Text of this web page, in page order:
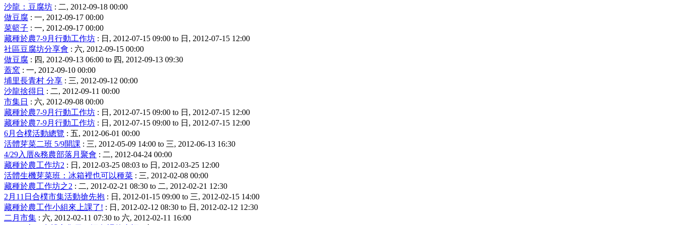
沙龍：豆腐坊 : 二, 2012-09-18 00:00
做豆腐 : 一, 2012-09-17 00:00
菜籃子 : 一, 2012-09-17 00:00
藏種於農7-9月行動工作坊 : 日, 2012-07-15 09:00 to 日, 2012-07-15 12:00
社區豆腐坊分享會 : 六, 2012-09-15 00:00
做豆腐 : 四, 2012-09-13 06:00 to 四, 2012-09-13 09:30
蓋窯 : 一, 2012-09-10 00:00
埔里長青村 分享 : 三, 2012-09-12 00:00
沙龍捨得日 : 二, 2012-09-11 00:00
市集日 : 六, 2012-09-08 00:00
藏種於農7-9月行動工作坊 : 日, 2012-07-15 09:00 to 日, 2012-07-15 12:00
藏種於農7-9月行動工作坊 : 日, 2012-07-15 09:00 to 日, 2012-07-15 12:00
6月合樸活動總覽 : 五, 2012-06-01 00:00
活體芽菜二班 5/9開課 : 三, 2012-05-09 14:00 to 三, 2012-06-13 16:30
4/29入厝&務農部落月聚會 : 二, 2012-04-24 00:00
藏種於農工作坊2 : 日, 2012-03-25 08:03 to 日, 2012-03-25 12:00
活體生機芽菜班：冰箱裡也可以種菜 : 三, 2012-02-08 00:00
藏種於農工作坊之2 : 二, 2012-02-21 08:30 to 二, 2012-02-21 12:30
2月11日合樸市集活動搶先抱 : 日, 2012-01-15 09:00 to 三, 2012-02-15 14:00
藏種於農工作小組來上課了! : 日, 2012-02-12 08:30 to 日, 2012-02-12 12:30
二月市集 : 六, 2012-02-11 07:30 to 六, 2012-02-11 16:00